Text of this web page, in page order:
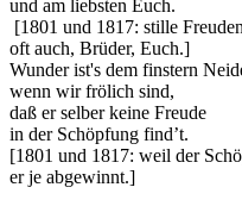
und am liebsten Euch.
[1801 und 1817: stille
oft auch, Brüder, Euch.]
Wunder ist's dem finstern
wenn wir frölich sind,
daß er selber keine Freude
in der Schöpfung find’t.
[1801 und 1817: weil der
er je abgewinnt.]